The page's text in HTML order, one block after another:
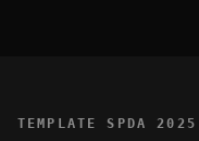
TEMPLATE SPDA 2025